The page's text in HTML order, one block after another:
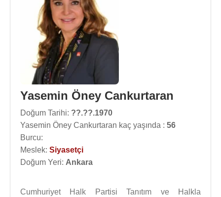
Yasemin Öney Cankurtaran
Doğum Tarihi: ??.??.1970
Yasemin Öney Cankurtaran kaç yaşında : 56
Burcu:
Meslek: Siyasetçi
Doğum Yeri: Ankara
Cumhuriyet Halk Partisi Tanıtım ve Halkla